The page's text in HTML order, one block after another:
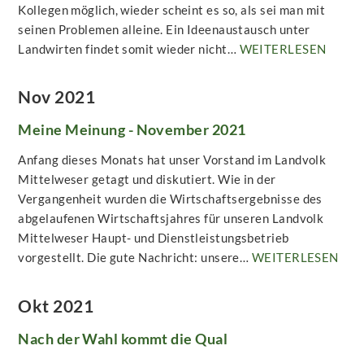
Kollegen möglich, wieder scheint es so, als sei man mit
seinen Problemen alleine. Ein Ideenaustausch unter
Landwirten findet somit wieder nicht… WEITERLESEN
Nov 2021
Meine Meinung - November 2021
Anfang dieses Monats hat unser Vorstand im Landvolk
Mittelweser getagt und diskutiert. Wie in der
Vergangenheit wurden die Wirtschaftsergebnisse des
abgelaufenen Wirtschaftsjahres für unseren Landvolk
Mittelweser Haupt- und Dienstleistungsbetrieb
vorgestellt. Die gute Nachricht: unsere… WEITERLESEN
Okt 2021
Nach der Wahl kommt die Qual